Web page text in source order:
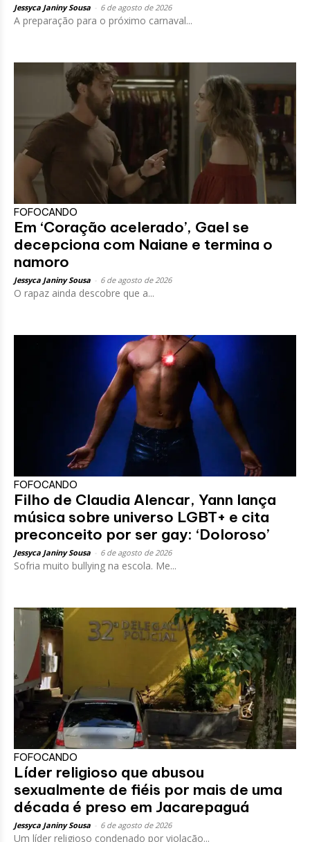
Jessyca Janiny Sousa 6 de agosto de 2026
A preparação para o próximo carnaval...
FOFOCANDO
Em ‘Coração acelerado’, Gael se
decepciona com Naiane e termina o
namoro
Jessyca Janiny Sousa 6 de agosto de 2026
O rapaz ainda descobre que a...
FOFOCANDO
Filho de Claudia Alencar, Yann lança
música sobre universo LGBT+ e cita
preconceito por ser gay: ‘Doloroso’
Jessyca Janiny Sousa 6 de agosto de 2026
Sofria muito bullying na escola. Me...
FOFOCANDO
Líder religioso que abusou
sexualmente de fiéis por mais de uma
década é preso em Jacarepaguá
Jessyca Janiny Sousa 6 de agosto de 2026
Um líder religioso condenado por violação...